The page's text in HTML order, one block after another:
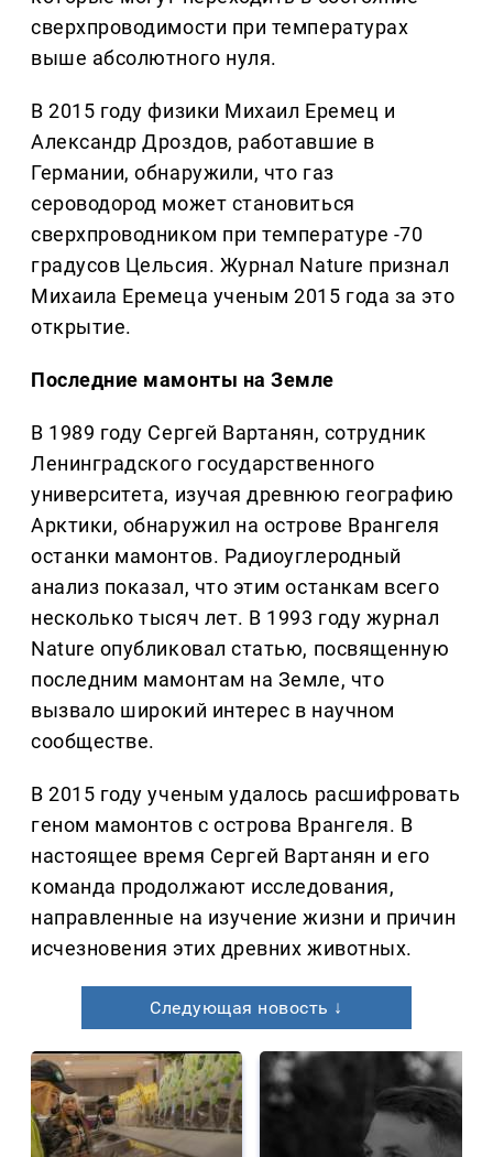
сверхпроводимости при температурах
выше абсолютного нуля.
В 2015 году физики Михаил Еремец и
Александр Дроздов, работавшие в
Германии, обнаружили, что газ
сероводород может становиться
сверхпроводником при температуре -70
градусов Цельсия. Журнал Nature признал
Михаила Еремеца ученым 2015 года за это
открытие.
Последние мамонты на Земле
В 1989 году Сергей Вартанян, сотрудник
Ленинградского государственного
университета, изучая древнюю географию
Арктики, обнаружил на острове Врангеля
останки мамонтов. Радиоуглеродный
анализ показал, что этим останкам всего
несколько тысяч лет. В 1993 году журнал
Nature опубликовал статью, посвященную
последним мамонтам на Земле, что
вызвало широкий интерес в научном
сообществе.
В 2015 году ученым удалось расшифровать
геном мамонтов с острова Врангеля. В
настоящее время Сергей Вартанян и его
команда продолжают исследования,
направленные на изучение жизни и причин
исчезновения этих древних животных.
Следующая новость ↓